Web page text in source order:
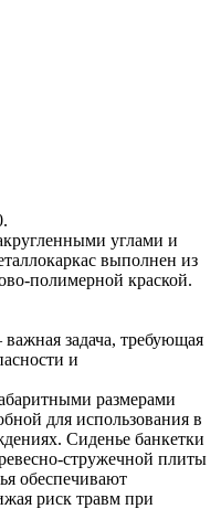
углами и
выполнен из
полимерной краской.
задача, требующая
и
размерами
для использования в
Сиденье банкетки
стружечной плиты
обеспечивают
риск травм при